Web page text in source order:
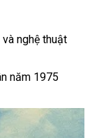
nghệ thuật
năm 1975